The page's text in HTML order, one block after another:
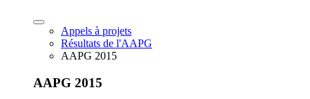
Appels à projets
Résultats de l'AAPG
AAPG 2015
AAPG 2015